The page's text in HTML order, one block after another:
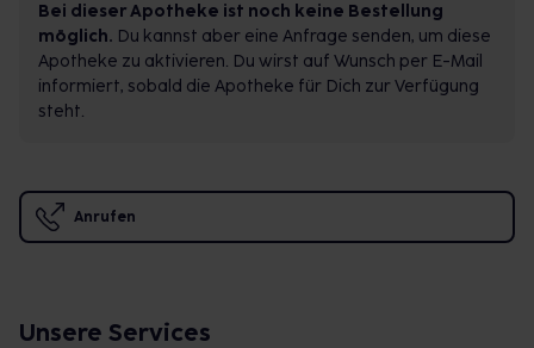
Bei dieser Apotheke ist noch keine Bestellung
möglich. Du kannst aber eine Anfrage senden, um diese
Apotheke zu aktivieren. Du wirst auf Wunsch per E-Mail
informiert, sobald die Apotheke für Dich zur Verfügung
steht.
Anrufen
Unsere Services